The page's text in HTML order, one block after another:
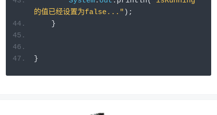
的值已经设置为false..." );
}
}